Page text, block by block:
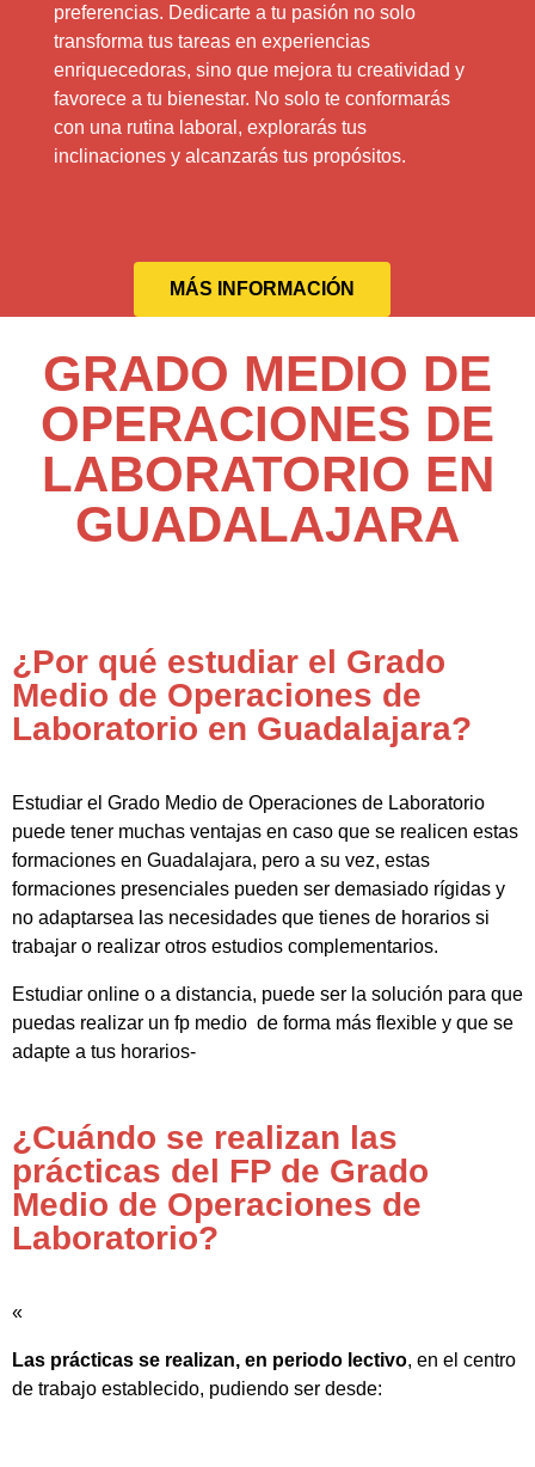
preferencias. Dedicarte a tu pasión no solo
transforma tus tareas en experiencias
enriquecedoras, sino que mejora tu creatividad y
favorece a tu bienestar. No solo te conformarás
con una rutina laboral, explorarás tus
inclinaciones y alcanzarás tus propósitos.
MÁS INFORMACIÓN
GRADO MEDIO DE
OPERACIONES DE
LABORATORIO EN
GUADALAJARA
¿Por qué estudiar el Grado
Medio de Operaciones de
Laboratorio en Guadalajara?
Estudiar el Grado Medio de Operaciones de Laboratorio
puede tener muchas ventajas en caso que se realicen estas
formaciones en Guadalajara, pero a su vez, estas
formaciones presenciales pueden ser demasiado rígidas y
no adaptarsea las necesidades que tienes de horarios si
trabajar o realizar otros estudios complementarios.
Estudiar online o a distancia, puede ser la solución para que
puedas realizar un fp medio de forma más flexible y que se
adapte a tus horarios-
¿Cuándo se realizan las
prácticas del FP de Grado
Medio de Operaciones de
Laboratorio?
«
Las prácticas se realizan, en periodo lectivo, en el centro
de trabajo establecido, pudiendo ser desde: